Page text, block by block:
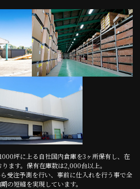
坪に上る自社国内倉庫を3ヶ所保有し、在
ます。保有在庫数は2,000台以上。
受注予測を行い、事前に仕入れを行う事で全
の短縮を実現しています。